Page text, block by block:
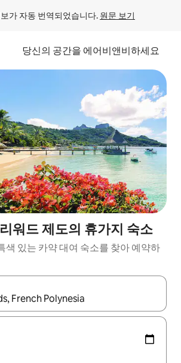
가 자동 번역되었습니다. 원문 보기
당신의 공간을 에어비앤비하세요
워드 제도의 휴가지 숙소
색 있는 카약 대여 숙소를 찾아 예약하
아래 화살표 키를 사용하거나 터치 또는 스와이